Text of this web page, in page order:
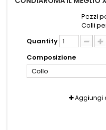
Pezzi
Colli
Quantity
Composizione
Collo
Aggiungi